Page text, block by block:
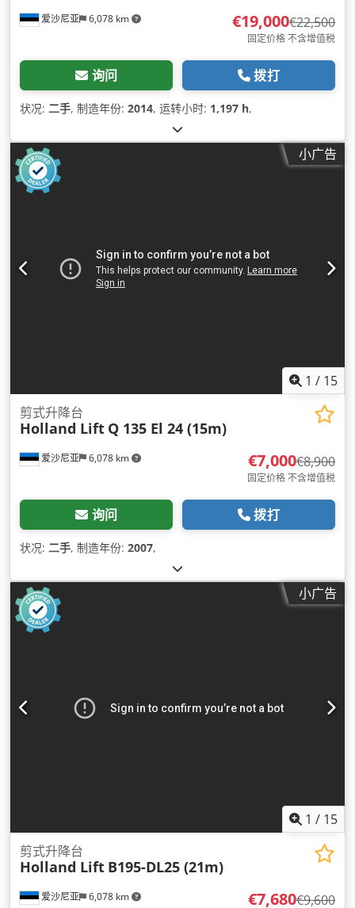
爱沙尼亚 6,078 km €19,000€22,500
固定价格 不含增值税
询问 拨打
状况: 二手, 制造年份: 2014, 运转小时: 1,197 h,
小广告
1 / 15
爱沙尼亚 6,078 km
剪式升降台
Holland Lift Q 135 El 24 (15m)
€7,000€8,900
固定价格 不含增值税
询问 拨打
状况: 二手, 制造年份: 2007,
小广告
1 / 15
爱沙尼亚 6,078 km
剪式升降台
Holland Lift B195-DL25 (21m)
€7,680€9,600